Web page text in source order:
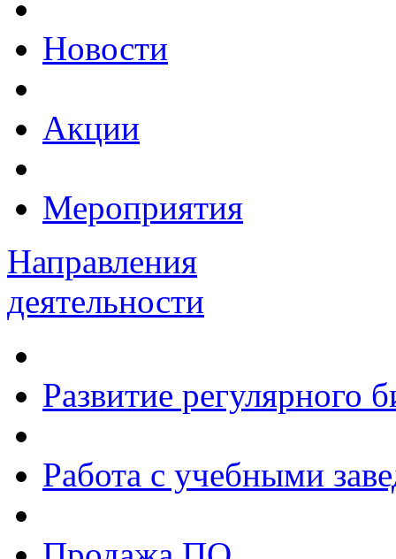
Новости
Акции
Мероприятия
Направления
деятельности
Развитие регулярного
Работа с учебными